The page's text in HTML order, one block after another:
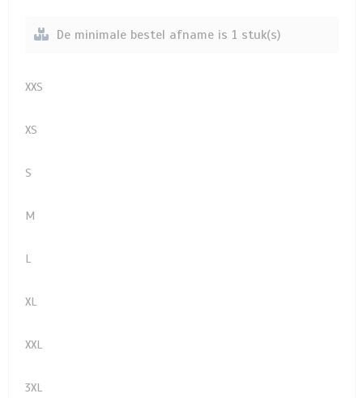
De minimale bestel afname is 1 stuk(s)
XXS
XS
S
M
L
XL
XXL
3XL